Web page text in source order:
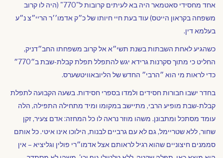
אחד מחסידי סאטמאר היה בא לעיתים קרובות ל"770" (היה לו קרוב
משפחה בקראון הייטס) עוד בעת חיי חיותו של כ״ק אדמו׳׳ר הריי״צ נ״ע
בעלמא דין.
כשהגיע לאחת השבתות בשנת תשי״א אל קרוב משפחתו החב״דניק,
החליט כי מתוך סקרנות גרידא יגש להתפלל תפלת קבלת-שבת ב״770״
כדי לראות מי הוא ״הרבי״ החדש של הליובאוויטשערס.
בחדר ישבו חבורות חסידים ולמדו בספרי חסידות. בשעה הקבועה לתפלת
קבלת-שבת מופיע הרבי, מתיישב במקומו ומיד מתחילה התפילה, הלה
עומד מסתכל ומתבונן. משהו מוזר נראה לו כל המחזה: אדם צעיר, זקן
שחור, ללא שטריימל, גם לא עם גרביים לבנות, הילוכו אינו איטי. כל אותם
סממנים חיצוניים שהוא רגיללראותם אצל אדמו״רי פולין וגליציא – אין